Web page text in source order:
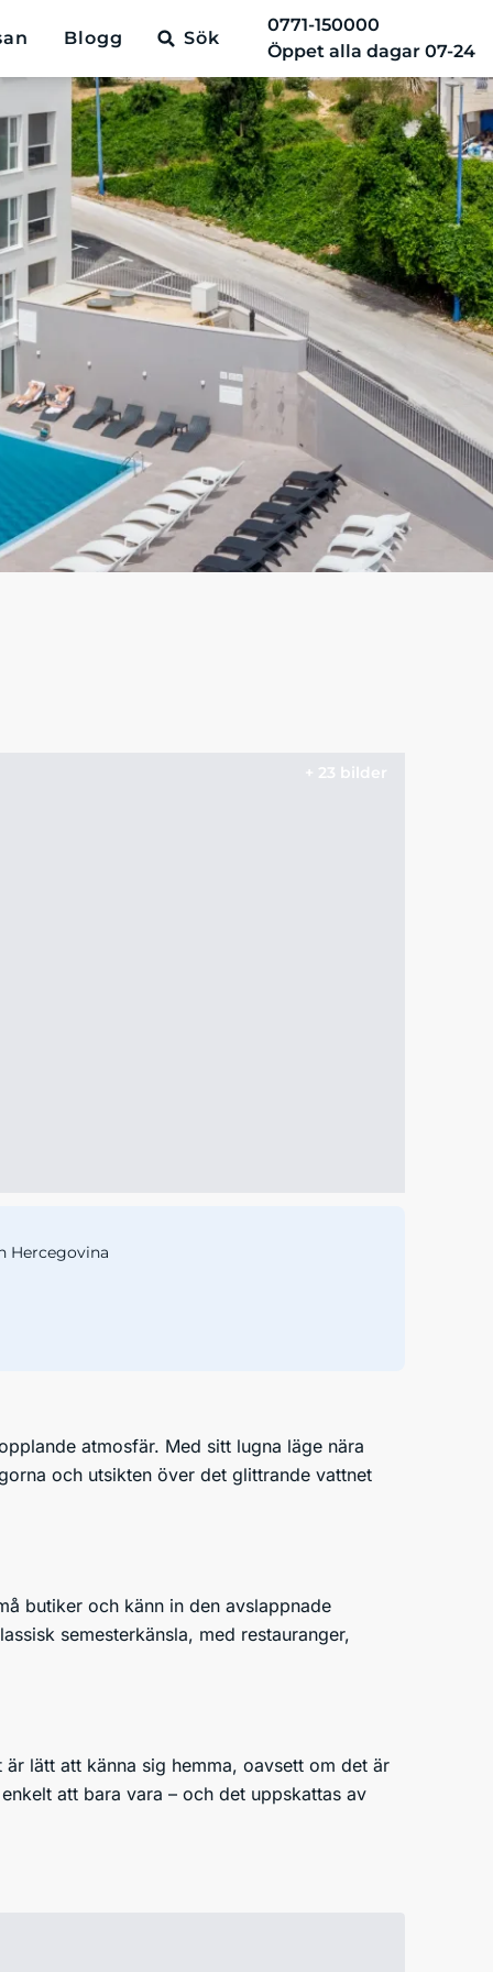
Blogg Sök
0771-150000
Öppet alla dagar 07-24
+ 23 bilder
Hercegovina
atmosfär. Med sitt lugna läge nära
och utsikten över det glittrande vattnet
butiker och känn in den avslappnade
semesterkänsla, med restauranger,
lätt att känna sig hemma, oavsett om det är
att bara vara – och det uppskattas av